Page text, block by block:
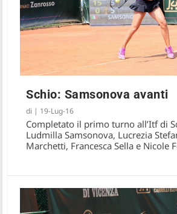
Schio: Samsonova avanti
di | 19-Lug-16
Completato il primo turno all’Itf di
Ludmilla Samsonova, Lucrezia
Marchetti, Francesca Sella e Nicole